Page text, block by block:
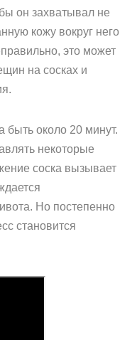
он захватывал не
кожу вокруг него
это может
на сосках и
быть около 20 минут.
некоторые
соска вызывает
Но постепенно
становится